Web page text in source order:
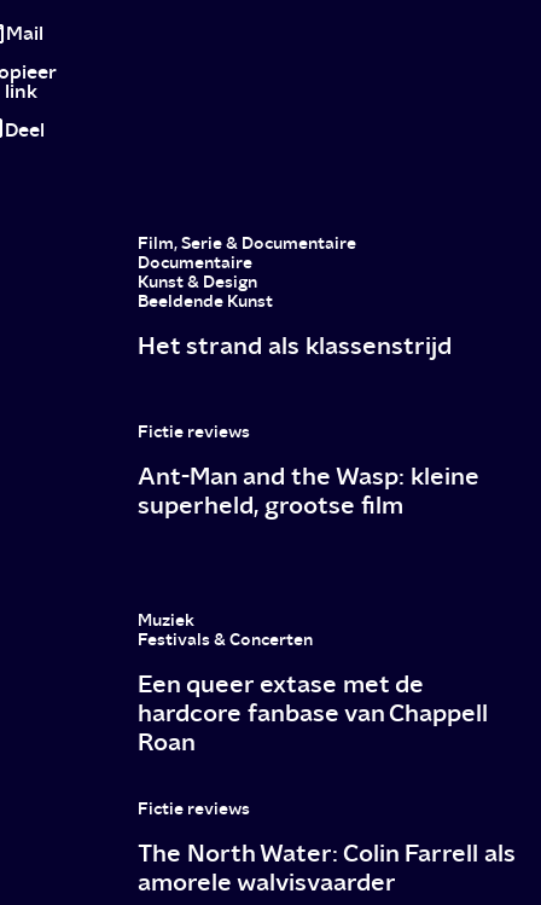
in
de
spotlights
Mail
link
Deel
Film, Serie & Documentaire
Documentaire
Kunst & Design
Beeldende Kunst
Het strand als klassenstrijd
Fictie reviews
Ant-Man and the Wasp: kleine
superheld, grootse film
Muziek
Festivals & Concerten
Een queer extase met de
hardcore fanbase van Chappell
Roan
Fictie reviews
The North Water: Colin Farrell als
amorele walvisvaarder